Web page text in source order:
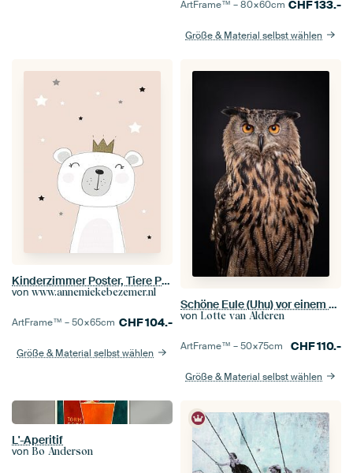
ArtFrame™ –80×60cm CHF133.-
Größe & Material selbst wählen
Kinderzimmer Poster, Tiere Poster, Text Poster,
von www.annemiekebezemer.nl
ArtFrame™ –50×65cm CHF104.-
Größe & Material selbst wählen
Schöne Eule (Uhu) vor einem dunkelschwarzen Hintergrund
von Lotte van Alderen
ArtFrame™ –50×75cm CHF110.-
Größe & Material selbst wählen
L'-Aperitif
von Bo Anderson